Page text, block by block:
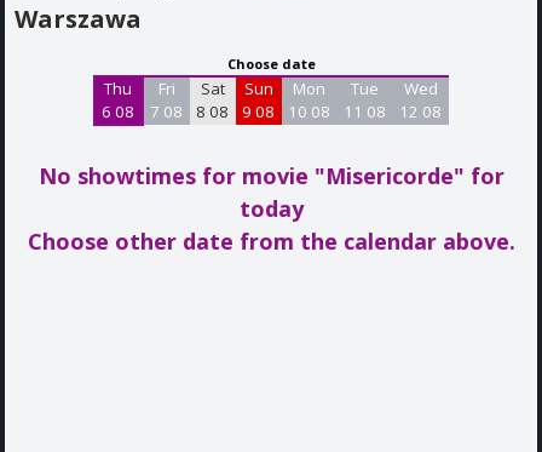
Warszawa
Choose date
Thu
6 08
Fri
7 08
Sat
8 08
Sun
9 08
Mon
10 08
Tue
11 08
Wed
12 08
No showtimes for movie "Misericorde" for
today
Choose other date from the calendar above.